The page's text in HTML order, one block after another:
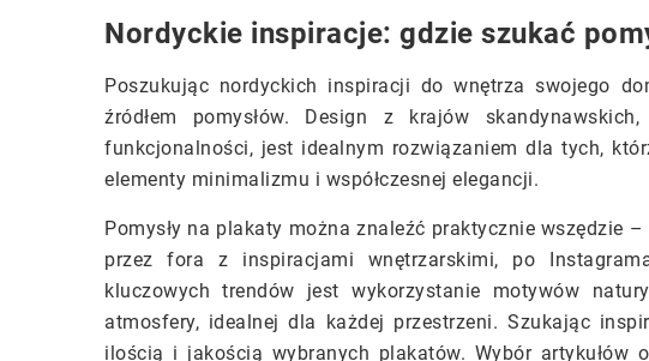
Nordyckie inspiracje: gdzie szukać
Poszukując nordyckich inspiracji do wnętrza swojego
źródłem pomysłów. Design z krajów
funkcjonalności, jest idealnym rozwiązaniem dla tych,
elementy minimalizmu i współczesnej elegancji.
Pomysły na plakaty można znaleźć praktycznie wszędzie
przez fora z inspiracjami wnętrzarskimi, po
kluczowych trendów jest wykorzystanie motywów
atmosfery, idealnej dla każdej przestrzeni. Szukając
ilością i jakością wybranych plakatów. Wybór artykułów